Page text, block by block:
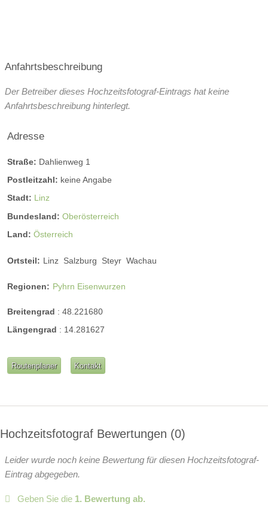
lassen.
Anfahrtsbeschreibung
Der Betreiber dieses Hochzeitsfotograf-Eintrags hat keine
Anfahrtsbeschreibung hinterlegt.
Adresse
Straße: Dahlienweg 1
Postleitzahl: keine Angabe
Stadt: Linz
Bundesland: Oberösterreich
Land: Österreich
Ortsteil: Linz Salzburg Steyr Wachau
Regionen: Pyhrn Eisenwurzen
Breitengrad : 48.221680
Längengrad : 14.281627
Routenplaner Kontakt
Hochzeitsfotograf Bewertungen 0
Leider wurde noch keine Bewertung für diesen Hochzeitsfotograf-
Eintrag abgegeben.
Geben Sie die 1. Bewertung ab.